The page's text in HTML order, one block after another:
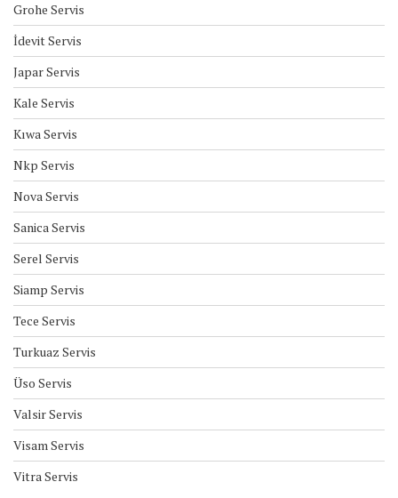
Grohe Servis
İdevit Servis
Japar Servis
Kale Servis
Kıwa Servis
Nkp Servis
Nova Servis
Sanica Servis
Serel Servis
Siamp Servis
Tece Servis
Turkuaz Servis
Üso Servis
Valsir Servis
Visam Servis
Vitra Servis